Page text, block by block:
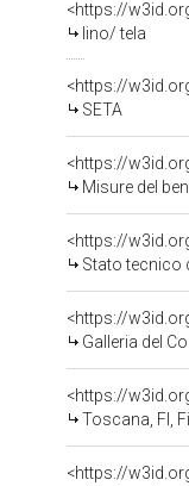
<https://
lino/ tela
<https://
SETA
<https://
Misure del
<https://
Stato tecnico
Galleria del
<https://
Toscana, FI,
<https://